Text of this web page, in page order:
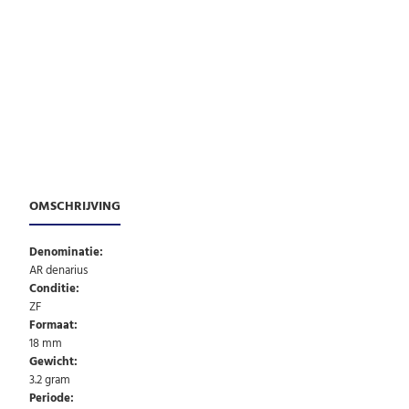
OMSCHRIJVING
Denominatie:
AR denarius
Conditie:
ZF
Formaat:
18 mm
Gewicht:
3.2 gram
Periode: